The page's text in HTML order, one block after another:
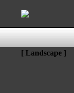
[ Landscape ]